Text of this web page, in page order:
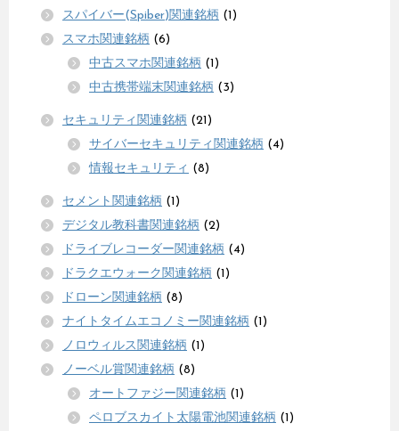
スパイバー(Spiber)関連銘柄 (1)
スマホ関連銘柄 (6)
中古スマホ関連銘柄 (1)
中古携帯端末関連銘柄 (3)
セキュリティ関連銘柄 (21)
サイバーセキュリティ関連銘柄 (4)
情報セキュリティ (8)
セメント関連銘柄 (1)
デジタル教科書関連銘柄 (2)
ドライブレコーダー関連銘柄 (4)
ドラクエウォーク関連銘柄 (1)
ドローン関連銘柄 (8)
ナイトタイムエコノミー関連銘柄 (1)
ノロウィルス関連銘柄 (1)
ノーベル賞関連銘柄 (8)
オートファジー関連銘柄 (1)
ペロブスカイト太陽電池関連銘柄 (1)